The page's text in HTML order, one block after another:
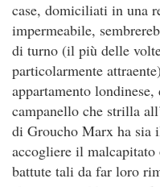
case, domiciliati in una
impermeabile,
di turno (il più delle
particolarmente
appartamento
campanello che strilla
di Groucho Marx ha sia
accogliere il
battute tali da far loro